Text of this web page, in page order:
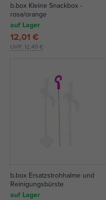
b.box Kleine Snackbox -
rosa/orange
auf Lager
UVP: 12,49 €
12,01 €
b.box Ersatzstrohhalme und
Reinigungsbürste
auf Lager